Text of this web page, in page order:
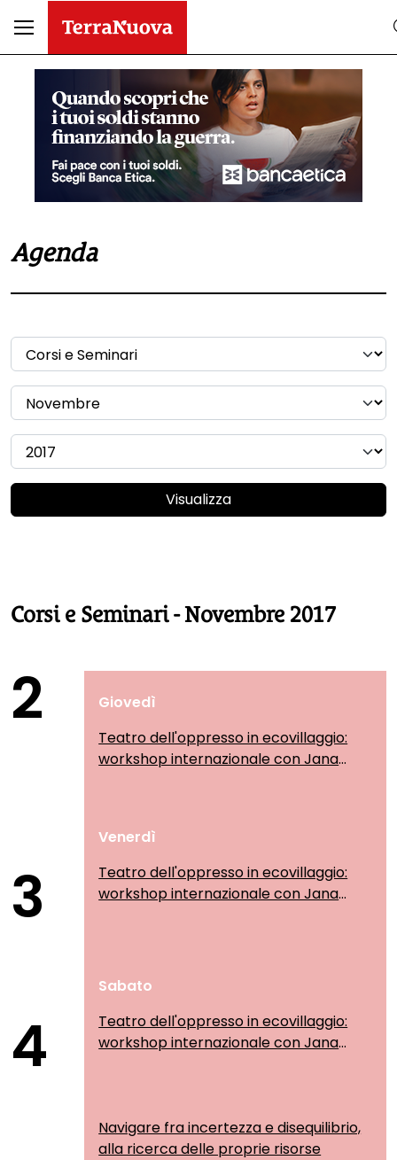
Agenda
Visualizza
Corsi e Seminari - Novembre 2017
2
Giovedì
Teatro dell'oppresso in ecovillaggio:
workshop internazionale con Jana
3
Venerdì
Teatro dell'oppresso in ecovillaggio:
workshop internazionale con Jana
4
Sabato
Teatro dell'oppresso in ecovillaggio:
workshop internazionale con Jana
Navigare fra incertezza e disequilibrio,
alla ricerca delle proprie risorse